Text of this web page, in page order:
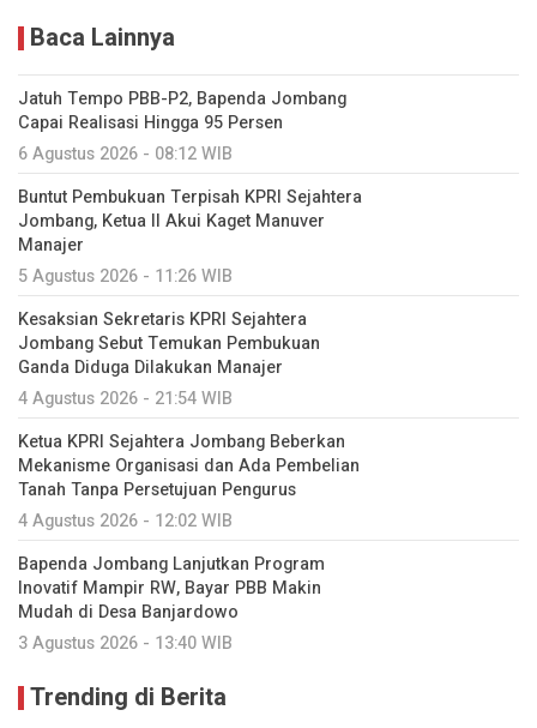
Baca Lainnya
Jatuh Tempo PBB-P2, Bapenda Jombang
Capai Realisasi Hingga 95 Persen
6 Agustus 2026 - 08:12 WIB
Buntut Pembukuan Terpisah KPRI Sejahtera
Jombang, Ketua II Akui Kaget Manuver
Manajer
5 Agustus 2026 - 11:26 WIB
Kesaksian Sekretaris KPRI Sejahtera
Jombang Sebut Temukan Pembukuan
Ganda Diduga Dilakukan Manajer
4 Agustus 2026 - 21:54 WIB
Ketua KPRI Sejahtera Jombang Beberkan
Mekanisme Organisasi dan Ada Pembelian
Tanah Tanpa Persetujuan Pengurus
4 Agustus 2026 - 12:02 WIB
Bapenda Jombang Lanjutkan Program
Inovatif Mampir RW, Bayar PBB Makin
Mudah di Desa Banjardowo
3 Agustus 2026 - 13:40 WIB
Trending di Berita